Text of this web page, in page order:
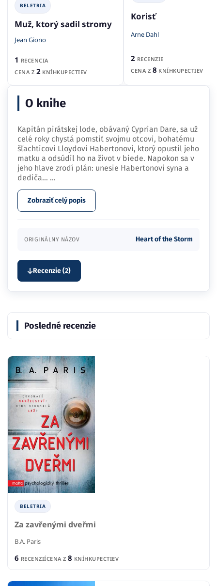
BELETRIA
Muž, ktorý sadil stromy
Jean Giono
1 RECENCIA
CENA Z 2 KNÍHKUPECTIEV
Korisť
Arne Dahl
2 RECENZIE
CENA Z 8 KNÍHKUPECTIEV
O knihe
Kapitán pirátskej lode, obávaný Cyprian Dare, sa už
celé roky chystá pomstiť svojmu otcovi, bohatému
šľachticovi Lloydovi Habertonovi, ktorý opustil jeho
matku a odsúdil ho na život v biede. Napokon sa v
jeho hlave zrodí plán: unesie Habertonovi syna a
dediča… ...
Zobraziť celý popis
ORIGINÁLNY NÁZOV Heart of the Storm
Recenzie (2)
Posledné recenzie
BELETRIA
Za zavřenými dveřmi
B.A. Paris
6 RECENZIÍCENA Z 8 KNÍHKUPECTIEV